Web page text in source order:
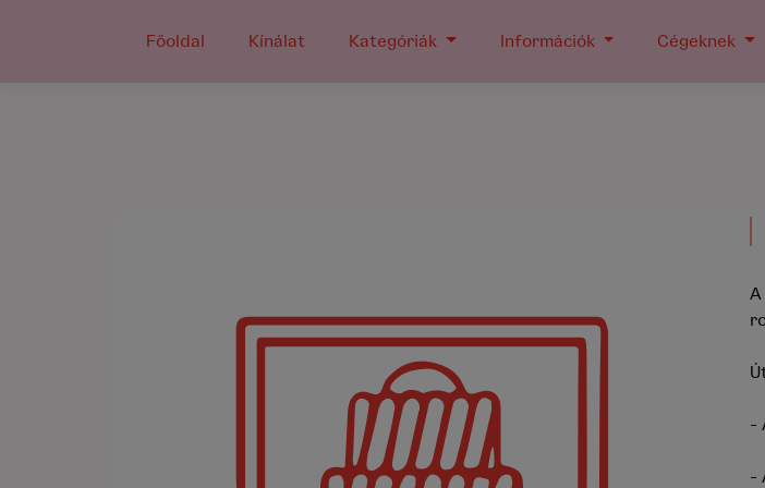
Főoldal Kínálat Kategóriák Információk Cégeknek
A
-
-